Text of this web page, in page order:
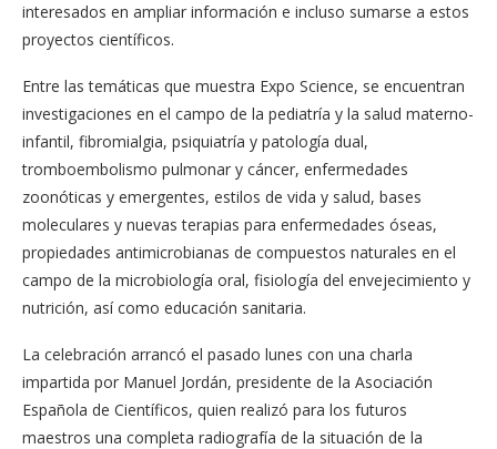
interesados en ampliar información e incluso sumarse a estos
proyectos científicos.
Entre las temáticas que muestra Expo Science, se encuentran
investigaciones en el campo de la pediatría y la salud materno-
infantil, fibromialgia, psiquiatría y patología dual,
tromboembolismo pulmonar y cáncer, enfermedades
zoonóticas y emergentes, estilos de vida y salud, bases
moleculares y nuevas terapias para enfermedades óseas,
propiedades antimicrobianas de compuestos naturales en el
campo de la microbiología oral, fisiología del envejecimiento y
nutrición, así como educación sanitaria.
La celebración arrancó el pasado lunes con una charla
impartida por Manuel Jordán, presidente de la Asociación
Española de Científicos, quien realizó para los futuros
maestros una completa radiografía de la situación de la